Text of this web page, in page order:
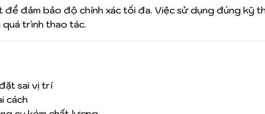
đảm bảo độ chính xác tối đa. Việc sử dụng đúng kỹ
trình thao tác.
sai vị trí
cách